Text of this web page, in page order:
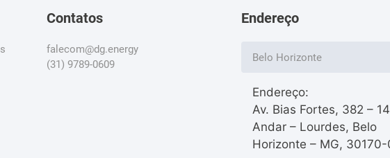
Contatos
falecom@dg.energy
(31) 9789-0609
Endereço
Belo Horizonte
Endereço:
Av. Bias Fortes, 382 –
Andar – Lourdes, Belo
Horizonte – MG, 30170-